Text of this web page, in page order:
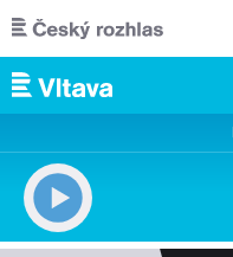
Přejít k hlavnímu obsahu